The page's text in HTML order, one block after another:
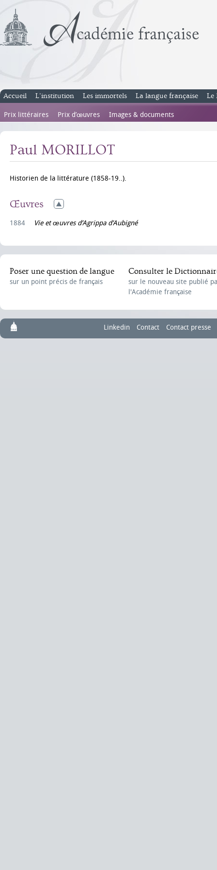
Accueil L’institution Les immortels La langue française Le
Prix littéraires Prix d’œuvres Images & documents
Paul MORILLOT
Historien de la littérature (1858-19..).
Œuvres
1884 Vie et œuvres d’Agrippa d’Aubigné
Poser une question de langue
sur un point précis de français
Consulter le
sur le nouveau site publié
l'Académie française
Linkedin Contact Contact presse